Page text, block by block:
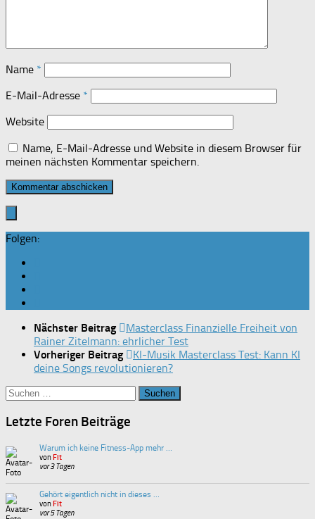
Name *
E-Mail-Adresse *
Website
Name, E-Mail-Adresse und Website in diesem Browser für
meinen nächsten Kommentar speichern.
Folgen:
Nächster Beitrag
Masterclass Finanzielle Freiheit von
Rainer Zitelmann: ehrlicher Test
Vorheriger Beitrag
KI-Musik Masterclass Test: Kann KI
deine Songs revolutionieren?
Suchen
nach:
Letzte Foren Beiträge
Warum ich keine Fitness-App mehr …
von Fit
vor 3 Tagen
Gehört eigentlich nicht in dieses …
von Fit
vor 5 Tagen